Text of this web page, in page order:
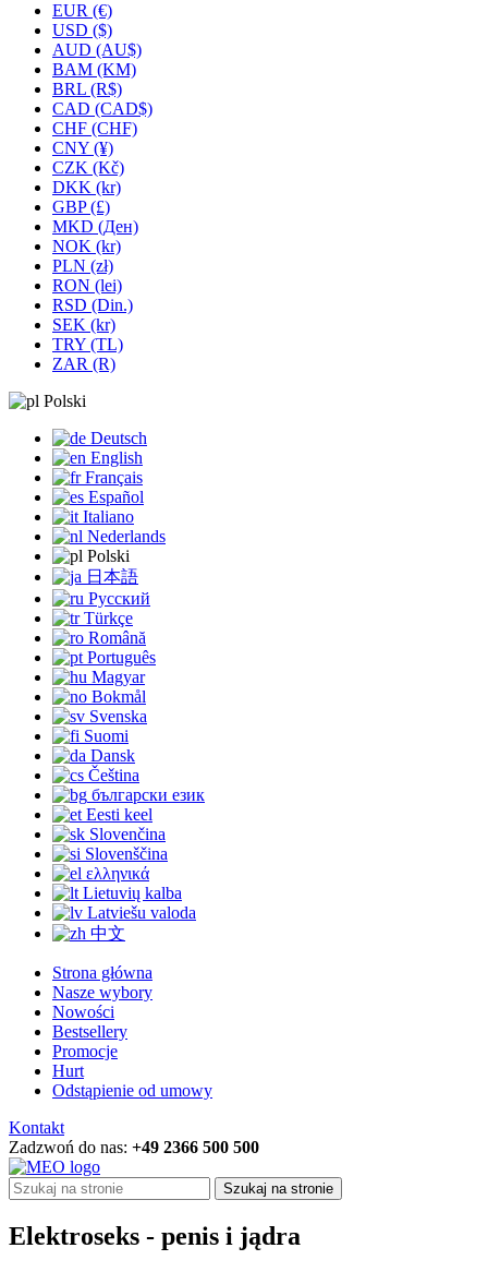
EUR (€)
USD ($)
AUD (AU$)
BAM (KM)
BRL (R$)
CAD (CAD$)
CHF (CHF)
CNY (¥)
CZK (Kč)
DKK (kr)
GBP (£)
MKD (Ден)
NOK (kr)
PLN (zł)
RON (lei)
RSD (Din.)
SEK (kr)
TRY (TL)
ZAR (R)
Polski
Deutsch
English
Français
Español
Italiano
Nederlands
Polski
日本語
Русский
Türkçe
Română
Português
Magyar
Bokmål
Svenska
Suomi
Dansk
Čeština
български език
Eesti keel
Slovenčina
Slovenščina
ελληνικά
Lietuvių kalba
Latviešu valoda
中文
Strona główna
Nasze wybory
Nowości
Bestsellery
Promocje
Hurt
Odstąpienie od umowy
Kontakt
Zadzwoń do nas: +49 2366 500 500
Szukaj na stronie
Elektroseks - penis i jądra